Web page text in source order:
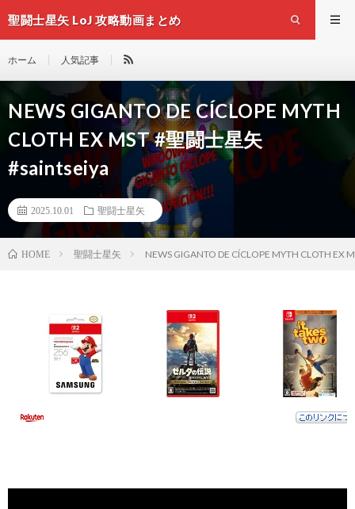
聖闘士星矢 LoJ 攻略動画まとめ
ホーム 人気記事
NEWS GIGANTO DE CÍCLOPE MYTH
CLOTH EX MST #聖闘士星矢
#saintseiya
2025.10.01 聖闘士星矢
HOME 聖闘士星矢 NEWS GIGANTO DE CÍCLOPE MYTH CLOTH EX